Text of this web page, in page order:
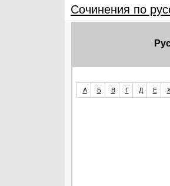
Сочинения по
А Б В Г Д Е